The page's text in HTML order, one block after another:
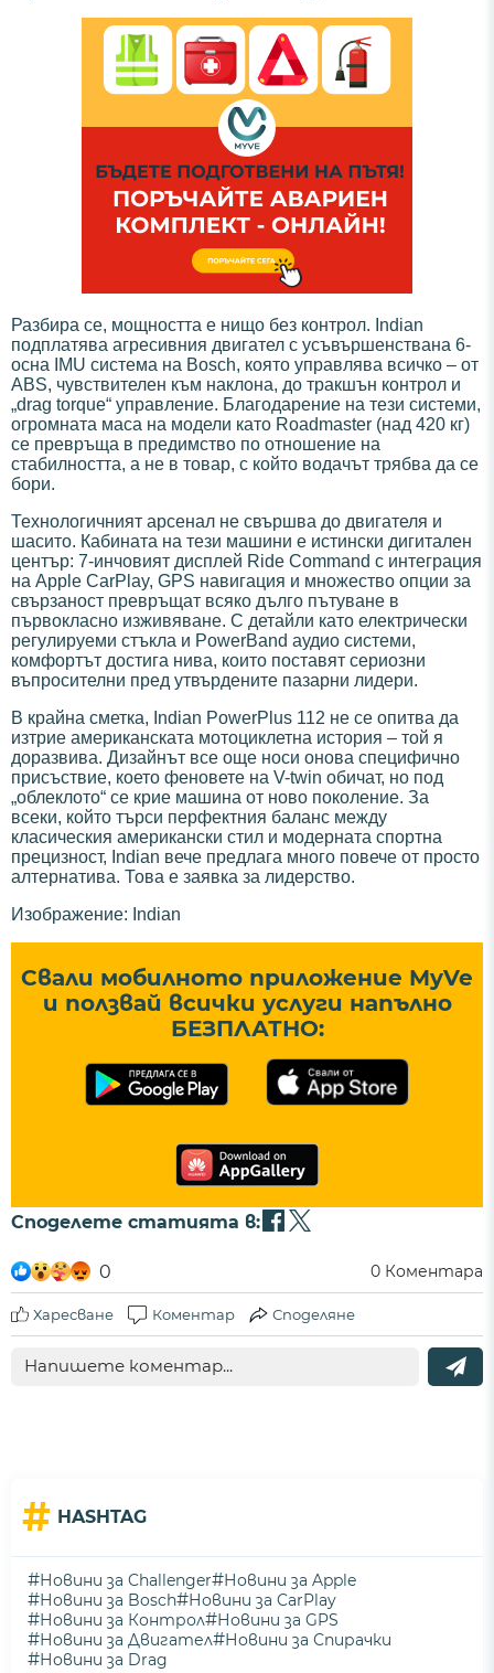
Разбира се, мощността е нищо без контрол. Indian
подплатява агресивния двигател с усъвършенствана 6-
осна IMU система на Bosch, която управлява всичко – от
ABS, чувствителен към наклона, до тракшън контрол и
„drag torque“ управление. Благодарение на тези системи,
огромната маса на модели като Roadmaster (над 420 кг)
се превръща в предимство по отношение на
стабилността, а не в товар, с който водачът трябва да се
бори.
Технологичният арсенал не свършва до двигателя и
шасито. Кабината на тези машини е истински дигитален
център: 7-инчовият дисплей Ride Command с интеграция
на Apple CarPlay, GPS навигация и множество опции за
свързаност превръщат всяко дълго пътуване в
първокласно изживяване. С детайли като електрически
регулируеми стъкла и PowerBand аудио системи,
комфортът достига нива, които поставят сериозни
въпросителни пред утвърдените пазарни лидери.
В крайна сметка, Indian PowerPlus 112 не се опитва да
изтрие американската мотоциклетна история – той я
доразвива. Дизайнът все още носи онова специфично
присъствие, което феновете на V-twin обичат, но под
„облеклото“ се крие машина от ново поколение. За
всеки, който търси перфектния баланс между
класическия американски стил и модерната спортна
прецизност, Indian вече предлага много повече от просто
алтернатива. Това е заявка за лидерство.
Изображение: Indian
Свали мобилното приложение MyVe
и ползвай всички услуги напълно
БЕЗПЛАТНО:
Споделете статията в:
0 0 Коментара
Харесване Коментар Споделяне
# HASHTAG
#Новини за Challenger#Новини за Apple
#Новини за Bosch#Новини за CarPlay
#Новини за Контрол#Новини за GPS
#Новини за Двигател#Новини за Спирачки
#Новини за Drag